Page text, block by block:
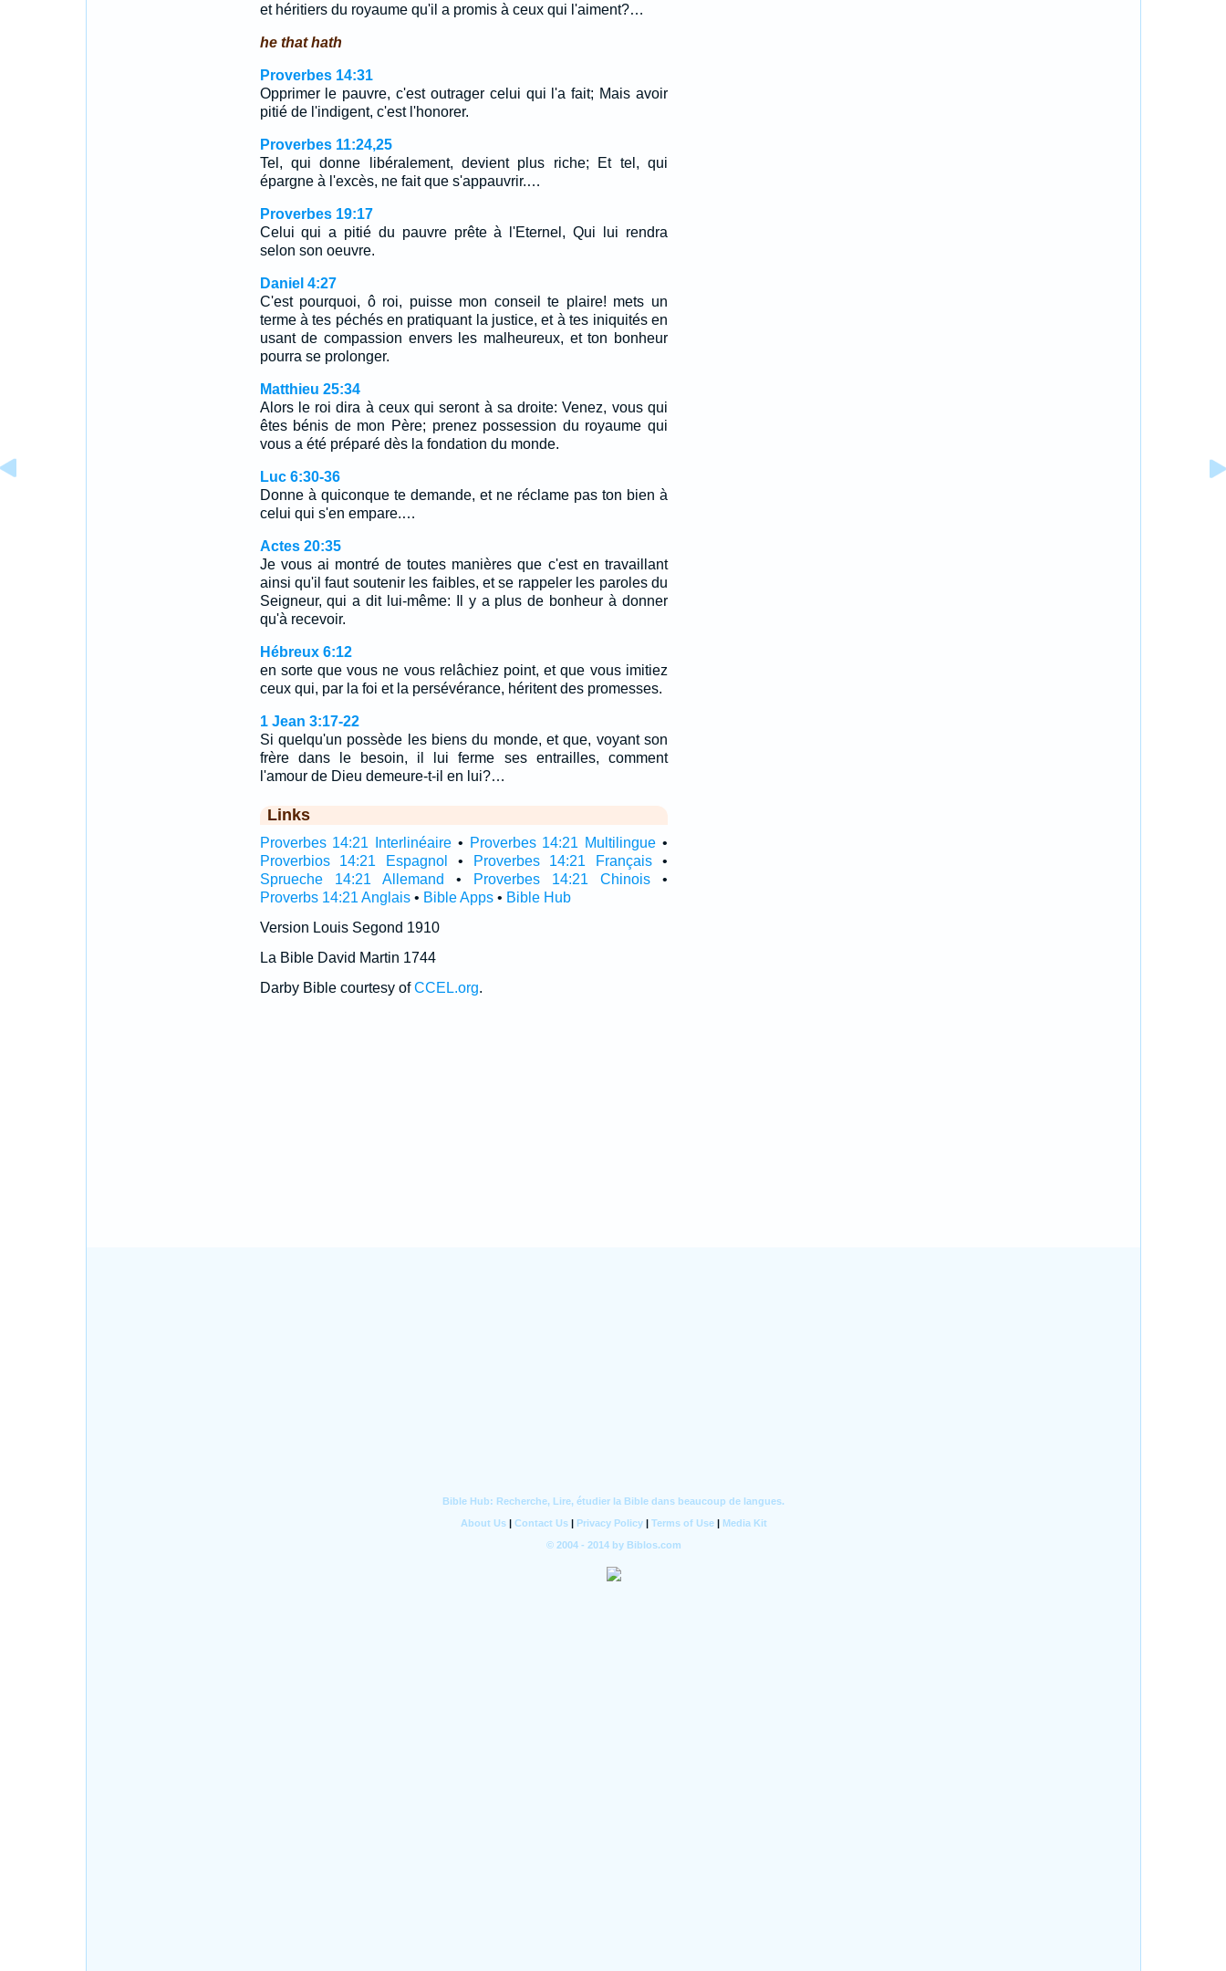
et héritiers du royaume qu'il a promis à ceux qui l'aiment?…
he that hath
Proverbes 14:31
Opprimer le pauvre, c'est outrager celui qui l'a fait; Mais avoir
pitié de l'indigent, c'est l'honorer.
Proverbes 11:24,25
Tel, qui donne libéralement, devient plus riche; Et tel, qui
épargne à l'excès, ne fait que s'appauvrir.…
Proverbes 19:17
Celui qui a pitié du pauvre prête à l'Eternel, Qui lui rendra
selon son oeuvre.
Daniel 4:27
C'est pourquoi, ô roi, puisse mon conseil te plaire! mets un
terme à tes péchés en pratiquant la justice, et à tes iniquités en
usant de compassion envers les malheureux, et ton bonheur
pourra se prolonger.
Matthieu 25:34
Alors le roi dira à ceux qui seront à sa droite: Venez, vous qui
êtes bénis de mon Père; prenez possession du royaume qui
vous a été préparé dès la fondation du monde.
Luc 6:30-36
Donne à quiconque te demande, et ne réclame pas ton bien à
celui qui s'en empare.…
Actes 20:35
Je vous ai montré de toutes manières que c'est en travaillant
ainsi qu'il faut soutenir les faibles, et se rappeler les paroles du
Seigneur, qui a dit lui-même: Il y a plus de bonheur à donner
qu'à recevoir.
Hébreux 6:12
en sorte que vous ne vous relâchiez point, et que vous imitiez
ceux qui, par la foi et la persévérance, héritent des promesses.
1 Jean 3:17-22
Si quelqu'un possède les biens du monde, et que, voyant son
frère dans le besoin, il lui ferme ses entrailles, comment
l'amour de Dieu demeure-t-il en lui?…
Links
Proverbes 14:21 Interlinéaire • Proverbes 14:21 Multilingue •
Proverbios 14:21 Espagnol
• Proverbes 14:21 Français •
Sprueche 14:21 Allemand • Proverbes 14:21 Chinois•
Proverbs 14:21 Anglais• Bible Apps• Bible Hub
Version Louis Segond 1910
La Bible David Martin 1744
Darby Bible courtesy ofCCEL.org.